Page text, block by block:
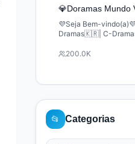
💎Doramas
💜Seja Bem-
Dramas🇰🇷| C-
@AsiaLancamentos ♡
200.0K
📂 Categorias